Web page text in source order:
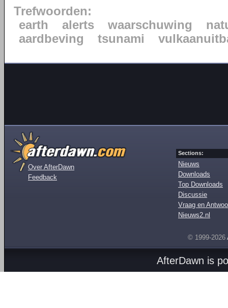
Trefwoorden:
earth
alerts waarschuwing
aardbeving
tsunami
Over AfterDawn
Feedback
Sections:
Nieuws
Downloads
Top Downloads
Discussie
Vraag en
Nieuws2.nl
© 1999-2026
AfterDawn is